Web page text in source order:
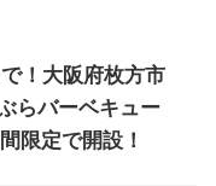
！大阪府枚方市
らバーベキュー
限定で開設！